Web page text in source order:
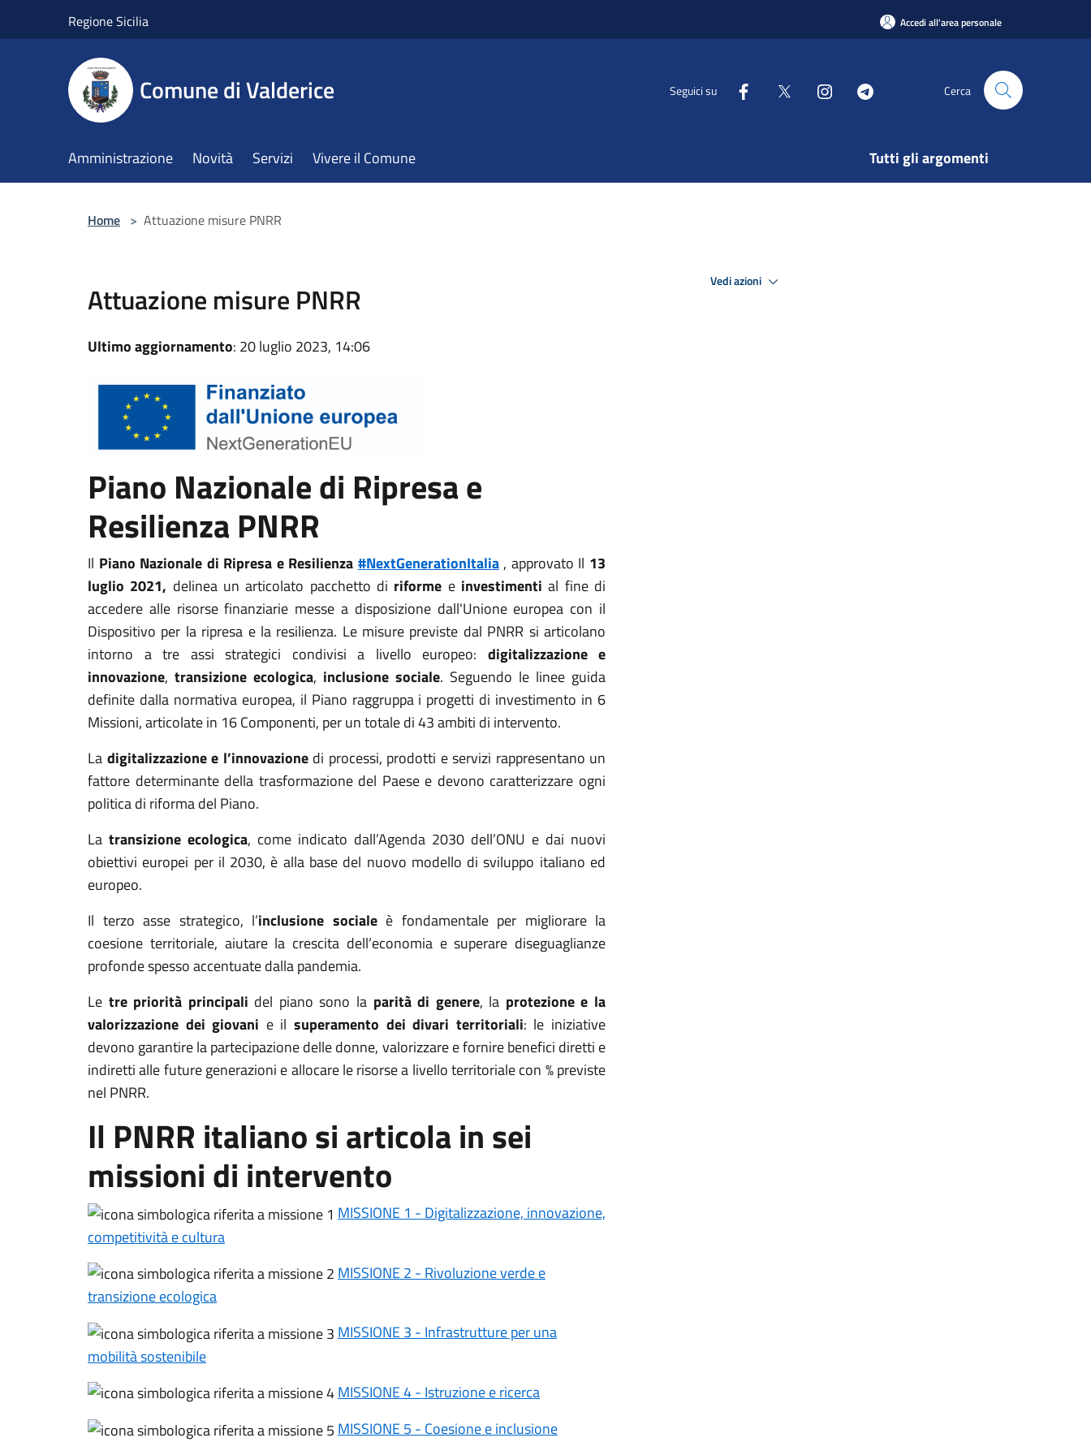
Regione Sicilia Accedi all'area personale
Comune di Valderice Seguici su Cerca
Amministrazione Novità Servizi Vivere il Comune Tutti gli argomenti
Home > Attuazione misure PNRR
Attuazione misure PNRR
Ultimo aggiornamento: 20 luglio 2023, 14:06
Piano Nazionale di Ripresa e
Resilienza PNRR
Il Piano Nazionale di Ripresa e Resilienza #NextGenerationItalia , approvato Il 13
luglio 2021, delinea un articolato pacchetto di riforme e investimenti al fine di
accedere alle risorse finanziarie messe a disposizione dall'Unione europea con il
Dispositivo per la ripresa e la resilienza. Le misure previste dal PNRR si articolano
intorno a tre assi strategici condivisi a livello europeo: digitalizzazione e
innovazione, transizione ecologica, inclusione sociale. Seguendo le linee guida
definite dalla normativa europea, il Piano raggruppa i progetti di investimento in 6
Missioni, articolate in 16 Componenti, per un totale di 43 ambiti di intervento.
La digitalizzazione e l’innovazionedi processi, prodotti e servizi rappresentano un
fattore determinante della trasformazione del Paese e devono caratterizzare ogni
politica di riforma del Piano.
La transizione ecologica, come indicato dall’Agenda 2030 dell’ONU e dai nuovi
obiettivi europei per il 2030, è alla base del nuovo modello di sviluppo italiano ed
europeo.
Il terzo asse strategico, l’inclusione socialeè fondamentale per migliorare la
coesione territoriale, aiutare la crescita dell’economia e superare diseguaglianze
profonde spesso accentuate dalla pandemia.
Le tre priorità principali del piano sono la parità di genere, la protezione e la
valorizzazione dei giovani e ilsuperamento dei divari territoriali: le iniziative
devono garantire la partecipazione delle donne, valorizzare e fornire benefici diretti e
indiretti alle future generazioni e allocare le risorse a livello territoriale con % previste
nel PNRR.
Il PNRR italiano si articola in sei
missioni di intervento
MISSIONE 1 - Digitalizzazione, innovazione,
competitività e cultura
MISSIONE 2 - Rivoluzione verde e
transizione ecologica
MISSIONE 3 - Infrastrutture per una
mobilità sostenibile
MISSIONE 4 - Istruzione e ricerca
MISSIONE 5 - Coesione e inclusione
Vedi azioni